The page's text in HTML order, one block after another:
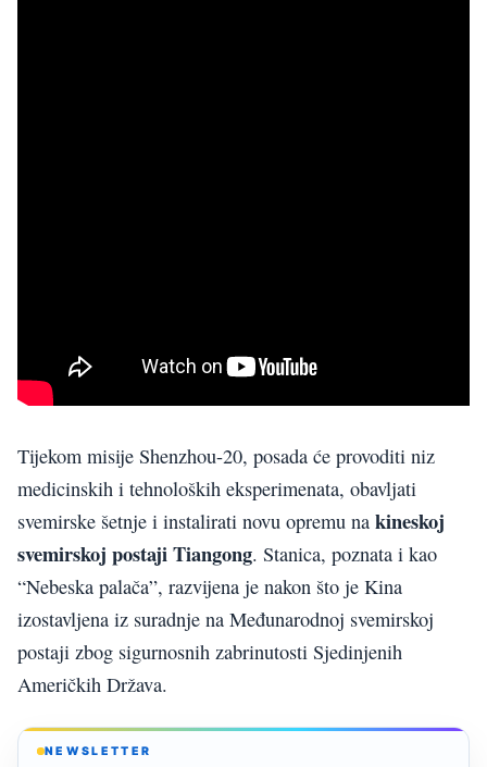
Tijekom misije Shenzhou-20, posada će provoditi niz
medicinskih i tehnoloških eksperimenata, obavljati
svemirske šetnje i instalirati novu opremu na kineskoj
svemirskoj postaji Tiangong. Stanica, poznata i kao
“Nebeska palača”, razvijena je nakon što je Kina
izostavljena iz suradnje na Međunarodnoj svemirskoj
postaji zbog sigurnosnih zabrinutosti Sjedinjenih
Američkih Država.
NEWSLETTER